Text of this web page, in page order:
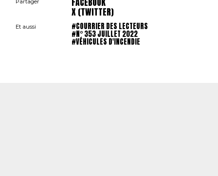
Partager
X (TWITTER)
Et aussi #COURRIER DES LECTEURS
#N° 353 JUILLET 2022
#VÉHICULES D'INCENDIE